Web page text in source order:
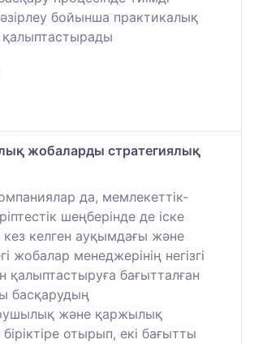
бойынша практикалық
жобаларды стратегиялық
да, мемлекеттік-
шеңберінде де іске
келген ауқымдағы және
жобалар менеджерінің негізгі
қалыптастыруға бағытталған
басқарудың
және қаржылық
біріктіре отырып, екі бағытты